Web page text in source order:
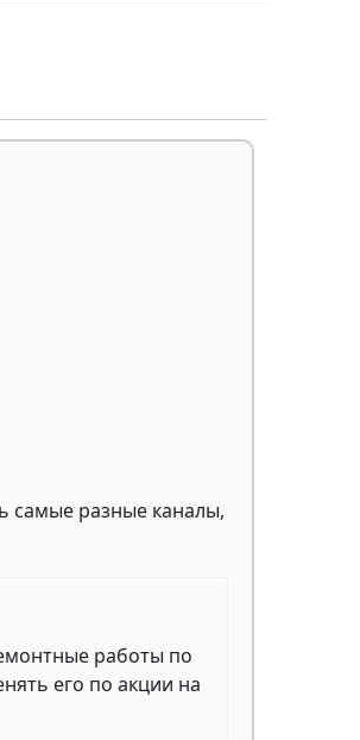
самые разные каналы,
работы по
его по акции на